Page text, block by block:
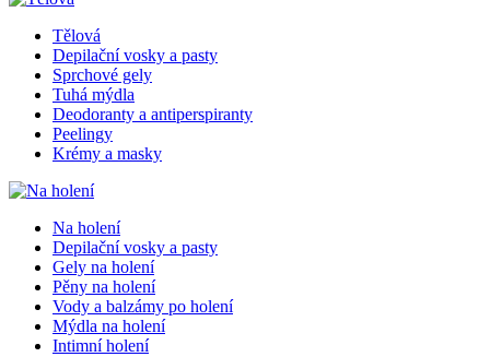
Tělová
Depilační vosky a pasty
Sprchové gely
Tuhá mýdla
Deodoranty a antiperspiranty
Peelingy
Krémy a masky
Na holení
Depilační vosky a pasty
Gely na holení
Pěny na holení
Vody a balzámy po holení
Mýdla na holení
Intimní holení